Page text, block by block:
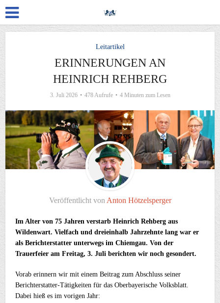
Leitartikel
ERINNERUNGEN AN
HEINRICH REHBERG
3. Juli 2026 478 Aufrufe 4 Minuten zum Lesen
Veröffentlicht von Anton Hötzelsperger
Im Alter von 75 Jahren verstarb Heinrich Rehberg aus
Wildenwart. Vielfach und dreieinhalb Jahrzehnte lang war er
als Berichterstatter unterwegs im Chiemgau. Von der
Trauerfeier am Freitag, 3. Juli berichten wir noch gesondert.
Vorab erinnern wir mit einem Beitrag zum Abschluss seiner
Berichterstatter-Tätigkeiten für das Oberbayerische Volksblatt.
Dabei hieß es im vorigen Jahr: